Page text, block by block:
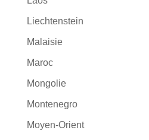
Liechtenstein
Malaisie
Maroc
Mongolie
Montenegro
Moyen-Orient